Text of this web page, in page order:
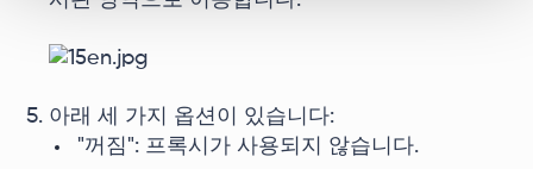
아래 세 가지 옵션이 있습니다:
"꺼짐": 프록시가 사용되지 않습니다.